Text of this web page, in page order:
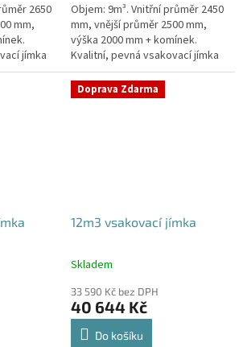
2650
mm,
jímka
a
Objem: 9m³. Vnitřní průměr 2450
mm, vnější průměr 2500 mm,
výška 2000 mm + komínek.
Kvalitní, pevná vsakovací jímka
(nádrž) bez potřeby
obetonování Průměr přítoku a
odtoku +...
Doprava Zdarma
12m3 vsakovací jímka
Průměrné
produktu
je
5,0
Skladem
33 590 Kč bez DPH
40 644 Kč
Do košíku